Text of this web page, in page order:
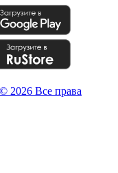
2026 Все права